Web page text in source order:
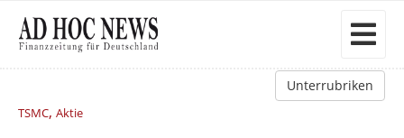
Unterrubriken
TSMC, Aktie